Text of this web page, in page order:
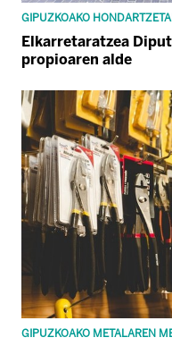
GIPUZKOAKO
Elkarretaratzea
propioaren alde
GIPUZKOAKO METALAREN